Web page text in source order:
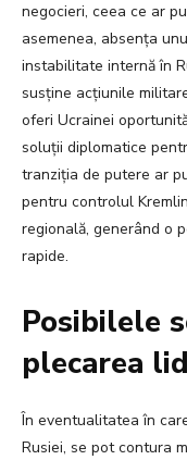
negocieri, ceea ce ar
asemenea, absența
instabilitate internă în
susține acțiunile
oferi Ucrainei
soluții diplomatice
tranziția de putere ar
pentru controlul
regională, generând o
rapide.
Posibilele
plecarea
În eventualitatea în
Rusiei, se pot contura